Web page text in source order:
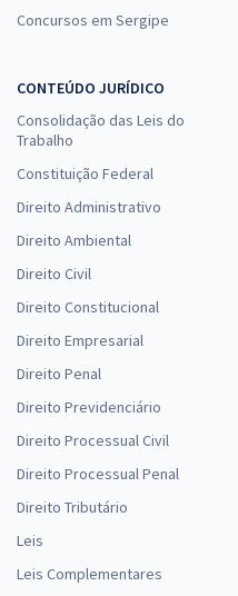
Concursos em Sergipe
CONTEÚDO JURÍDICO
Consolidação das Leis do
Trabalho
Constituição Federal
Direito Administrativo
Direito Ambiental
Direito Civil
Direito Constitucional
Direito Empresarial
Direito Penal
Direito Previdenciário
Direito Processual Civil
Direito Processual Penal
Direito Tributário
Leis
Leis Complementares